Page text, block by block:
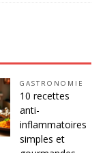
GASTRONOMIE
10 recettes
anti-
inflammatoires
simples et